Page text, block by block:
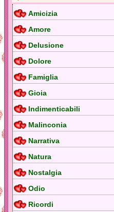
Amicizia
Amore
Delusione
Dolore
Famiglia
Gioia
Indimenticabili
Malinconia
Narrativa
Natura
Nostalgia
Odio
Ricordi